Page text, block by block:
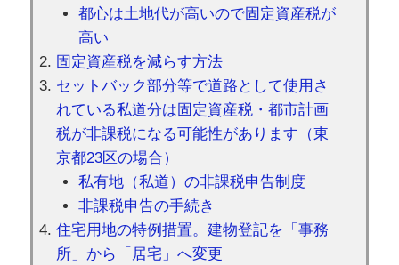
都心は土地代が高いので固定資産税が
高い
固定資産税を減らす方法
セットバック部分等で道路として使用さ
れている私道分は固定資産税・都市計画
税が非課税になる可能性があります（東
京都23区の場合）
私有地（私道）の非課税申告制度
非課税申告の手続き
住宅用地の特例措置。建物登記を「事務
所」から「居宅」へ変更